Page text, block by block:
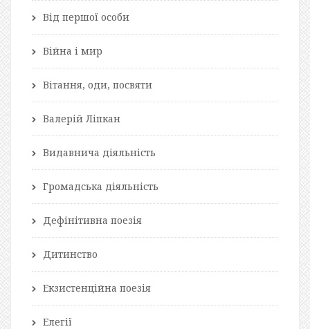
Від першої особи
Війна і мир
Вітання, оди, посвяти
Валерій Ліпкан
Видавнича діяльність
Громадська діяльність
Дефінітивна поезія
Дитинство
Екзистенційна поезія
Елегії